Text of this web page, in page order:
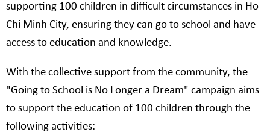
supporting 100 children in difficult circumstances in Ho
Chi Minh City, ensuring they can go to school and have
access to education and knowledge.
With the collective support from the community, the
"Going to School is No Longer a Dream" campaign aims
to support the education of 100 children through the
following activities: